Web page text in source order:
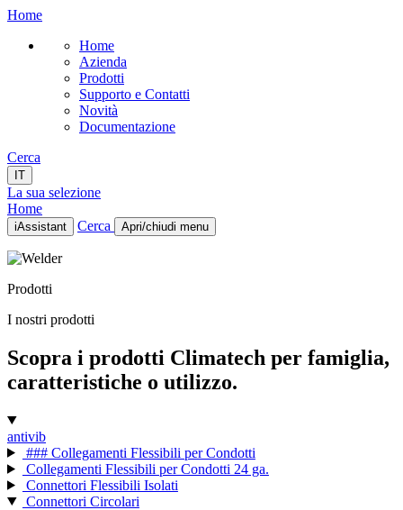
Home
Home
Azienda
Prodotti
Supporto e Contatti
Novità
Documentazione
Cerca
IT
La sua selezione
Home
iAssistant Cerca Apri/chiudi menu
Home
Prodotti
Novità
IT
Prodotti
I nostri prodotti
Scopra i prodotti Climatech per famiglia,
caratteristiche o utilizzo.
antivib
### Collegamenti Flessibili per Condotti
Collegamenti Flessibili per Condotti 24 ga.
Connettori Flessibili Isolati
Connettori Circolari